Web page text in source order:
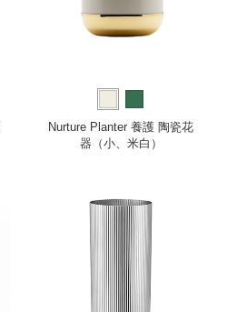
Nurture Planter 養護 陶瓷花
器（小、米白）